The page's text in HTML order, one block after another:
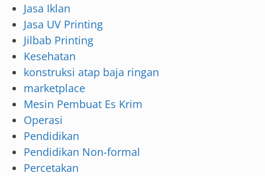
Jasa Iklan
Jasa UV Printing
Jilbab Printing
Kesehatan
konstruksi atap baja ringan
marketplace
Mesin Pembuat Es Krim
Operasi
Pendidikan
Pendidikan Non-formal
Percetakan